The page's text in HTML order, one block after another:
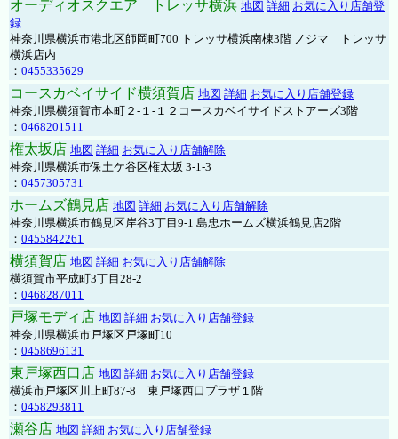
オーディオスクエア トレッサ横浜 地図 詳細 お気に入り店舗登
録
神奈川県横浜市港北区師岡町700 トレッサ横浜南棟3階 ノジマ トレッサ
横浜店内
： 0455335629
コースカベイサイド横須賀店 地図 詳細 お気に入り店舗登録
神奈川県横須賀市本町２-１-１２コースカベイサイドストアーズ3階
： 0468201511
権太坂店 地図 詳細 お気に入り店舗解除
神奈川県横浜市保土ケ谷区権太坂 3-1-3
： 0457305731
ホームズ鶴見店 地図 詳細 お気に入り店舗解除
神奈川県横浜市鶴見区岸谷3丁目9-1 島忠ホームズ横浜鶴見店2階
： 0455842261
横須賀店 地図 詳細 お気に入り店舗解除
横須賀市平成町3丁目28-2
： 0468287011
戸塚モディ店 地図 詳細 お気に入り店舗登録
神奈川県横浜市戸塚区戸塚町10
： 0458696131
東戸塚西口店 地図 詳細 お気に入り店舗登録
横浜市戸塚区川上町87-8 東戸塚西口プラザ１階
： 0458293811
瀬谷店 地図 詳細 お気に入り店舗登録